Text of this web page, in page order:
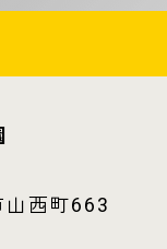
西町663